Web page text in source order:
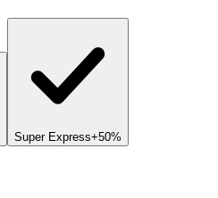
Super Express+50%